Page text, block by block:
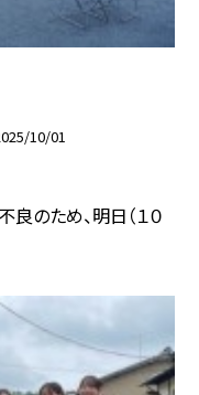
10/01
のため、明日（１０